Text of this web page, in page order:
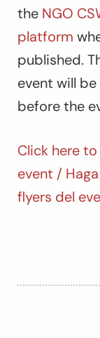
the NGO
platform
published.
event will be
before the
Click here
event /
flyers del